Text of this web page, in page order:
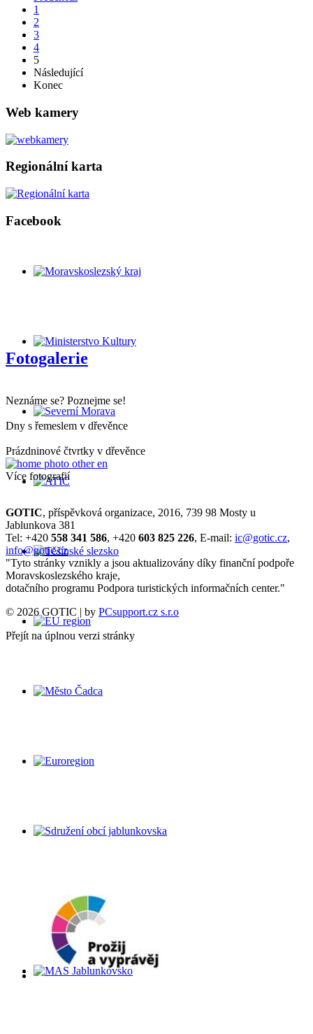
1
2
3
4
5
Následující
Konec
Web kamery
Regionální karta
Facebook
Fotogalerie
Neznáme se? Poznejme se!
Dny s řemeslem v dřevěnce
Prázdninové čtvrtky v dřevěnce
Více fotografií
GOTIC, příspěvková organizace, 2016, 739 98 Mosty u
Jablunkova 381
Tel: +420 558 341 586, +420 603 825 226, E-mail: ic@gotic.cz,
info@gotic.cz
"Tyto stránky vznikly a jsou aktualizovány díky finanční podpoře
Moravskoslezského kraje,
dotačního programu Podpora turistických informačních center."
© 2026 GOTIC | by PCsupport.cz s.r.o
Přejít na úplnou verzi stránky